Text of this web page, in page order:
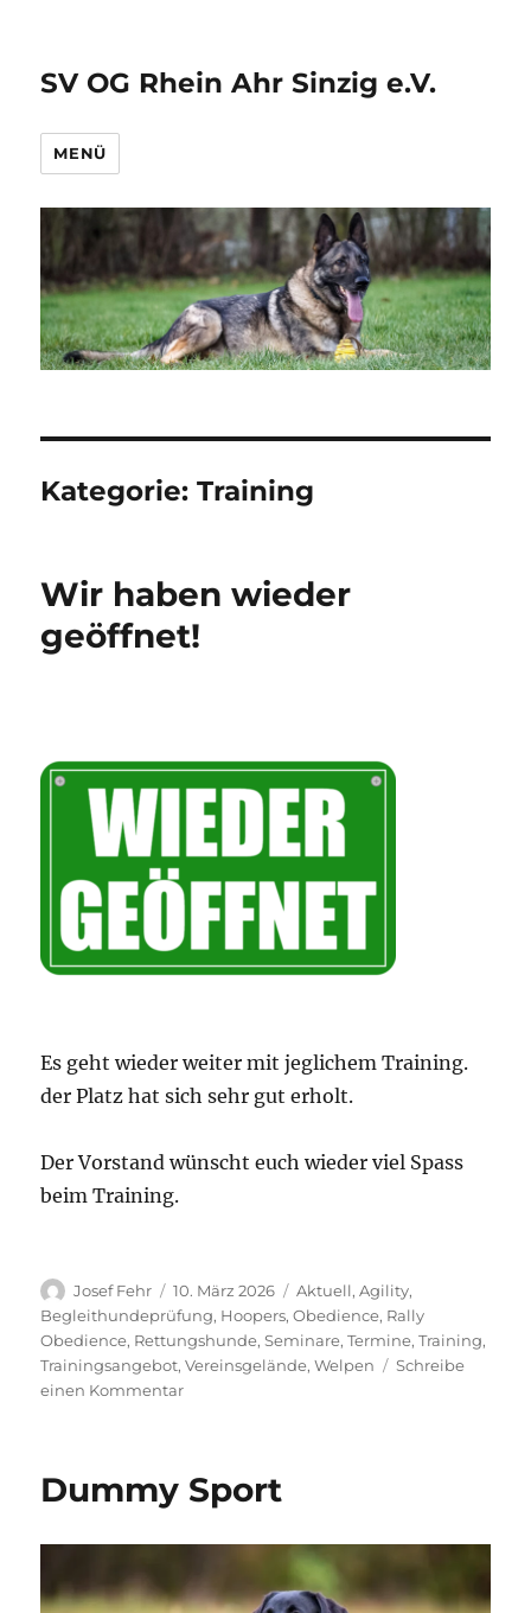
SV OG Rhein Ahr Sinzig e.V.
MENÜ
Kategorie:Training
Wir haben wieder
geöffnet!
Es geht wieder weiter mit jeglichem Training.
der Platz hat sich sehr gut erholt.
Der Vorstand wünscht euch wieder viel Spass
beim Training.
Autor
Josef Fehr
Veröffentlicht
am
10. März 2026 Kategorien
Aktuell,Agility,
Begleithundeprüfung, Hoopers,Obedience, Rally
Obedience, Rettungshunde,Seminare,Termine,Training,
Trainingsangebot,Vereinsgelände,Welpen
Schreibe
einen Kommentarzu
geöffnet!
Dummy Sport